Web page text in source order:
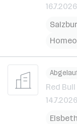
16.7.2026
Red
14.7.2026